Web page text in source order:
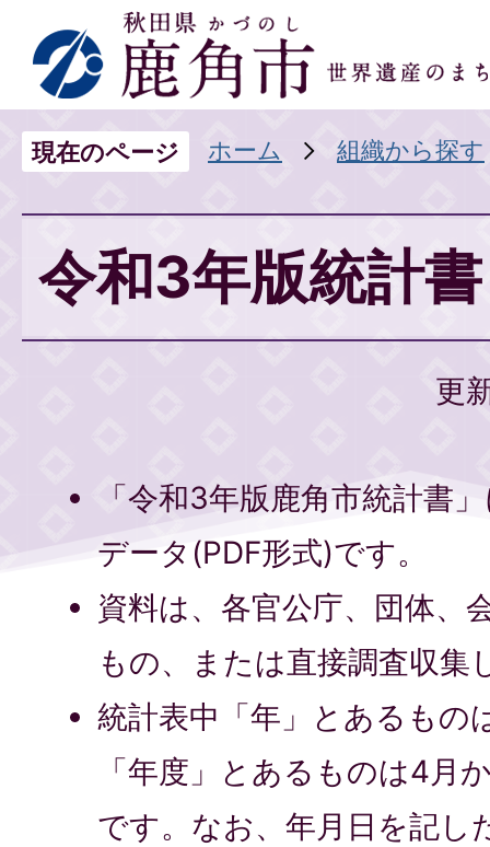
現在のページ ホーム 組織から探す
令和3年版統計
更
「令和3年版鹿角市統計書
データ(PDF形式)です。
資料は、各官公庁、団体、
もの、または直接調査収集
統計表中「年」とあるもの
「年度」とあるものは4月
です。なお、年月日を記し